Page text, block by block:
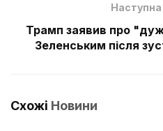
Трамп заявив про
Зеленським після
Схожі Новини